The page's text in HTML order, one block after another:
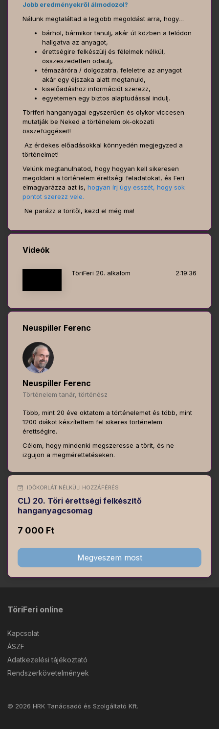
Jobb eredményekről álmodozol?
Nálunk megtaláltad a legjobb megoldást arra, hogy…
bárhol, bármikor tanulj, akár út közben a telódon
hallgatva az anyagot,
érettségire felkészülj és félelmek nélkül,
összeszedetten odaülj,
témazáróra / dolgozatra, feleletre az anyagot
akár egy éjszaka alatt megtanuld,
kiselőadáshoz információt szerezz,
egyetemen egy biztos alaptudással indulj.
Töriferi hanganyagai egyszerűen és olykor viccesen
mutatják be Neked a történelem ok-okozati
összefüggéseit!
Az érdekes előadásokkal könnyedén megjegyzed a
történelmet!
Velünk megtanulhatod, hogy hogyan kell sikeresen
megoldani a történelem érettségi feladatokat, és Feri
elmagyarázza azt is, hogyan írj úgy esszét, hogy sok
pontot szerezz vele.
Ne parázz a töritől, kezd el még ma!
Videók
TöriFeri 20. alkalom 2:19:36
Neuspiller Ferenc
Neuspiller Ferenc
Történelem tanár, történész
Több, mint 20 éve oktatom a történelemet és több, mint
1200 diákot készítettem fel sikeres történelem
érettségire.
Célom, hogy mindenki megszeresse a törit, és ne
izgujon a megmérettetéseken.
IDŐKORLÁT NÉLKÜLI HOZZÁFÉRÉS
CL) 20. Töri érettségi felkészítő
hanganyagcsomag
7 000 Ft
Megveszem most
TöriFeri online
Kapcsolat
ÁSZF
Adatkezelési tájékoztató
Rendszerkövetelmények
© 2026 HRK Tanácsadó és Szolgáltató Kft.